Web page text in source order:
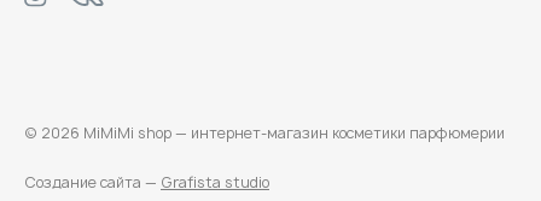
+7 (996) 962 69 66
Телефон Whats’APP Telegram
© 2026 MiMiMi shop — интернет-магазин косметики парфюмерии
Создание сайта — Grafista studio